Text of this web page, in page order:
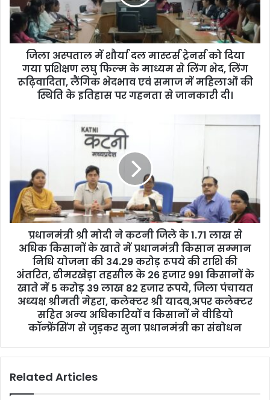
l
d
जिला अस्‍पताल में शौर्या दल मास्‍टर्स ट्रेनर्स को दिया
गया प्रशिक्षण लघु फिल्म के माध्यम से लिंग भेद, लिंग
रूढ़िवादिता, लैंगिक भेदभाव एवं समाज में महिलाओं की
स्थिति के इतिहास पर गहनता से जानकारी दी।
प्रधानमंत्री श्री मोदी ने कटनी जिले के 1.71 लाख से
अधिक किसानों के खाते में प्रधानमंत्री किसान सम्‍मान
निधि योजना की 34.29 करोड़ रूपये की राशि की
अंतरित, ढीमरखेड़ा तहसील के 26 हजार 991 किसानों के
खाते में 5 करोड़ 39 लाख 82 हजार रूपये, जिला पंचायत
अध्‍यक्ष श्रीमती मेहरा, कलेक्‍टर श्री यादव,अपर कलेक्‍टर
सहित अन्‍य अधिकारियों व किसानों ने वीडियो
कॉन्‍फ्रेंसिंग से जुड़कर सुना प्रधानमंत्री का संबोधन
Related Articles